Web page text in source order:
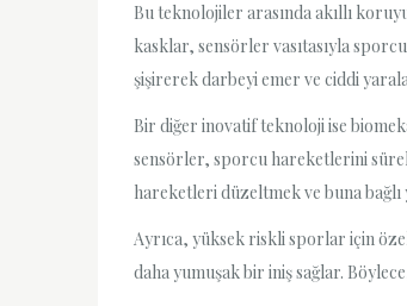
Bu teknolojiler arasında akıllı
kasklar, sensörler vasıtasıyla
şişirerek darbeyi emer ve ciddi
Bir diğer inovatif teknoloji ise
sensörler, sporcu hareketlerini
hareketleri düzeltmek ve buna
Ayrıca, yüksek riskli sporlar için
daha yumuşak bir iniş sağlar.